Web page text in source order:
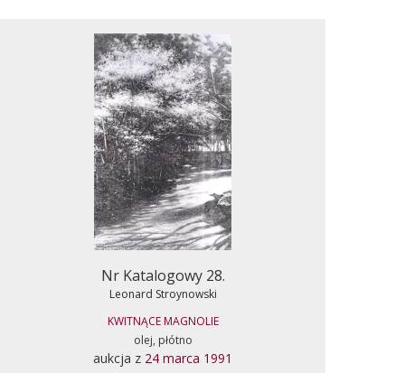
Nr Katalogowy 28.
Leonard Stroynowski
KWITNĄCE MAGNOLIE
olej, płótno
aukcja z 24 marca 1991